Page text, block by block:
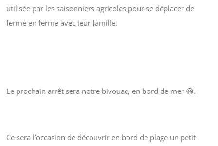
utilisée par les saisonniers agricoles pour se déplacer de
ferme en ferme avec leur famille.
Le prochain arrêt sera notre bivouac, en bord de mer 😃.
Ce sera l’occasion de découvrir en bord de plage un petit